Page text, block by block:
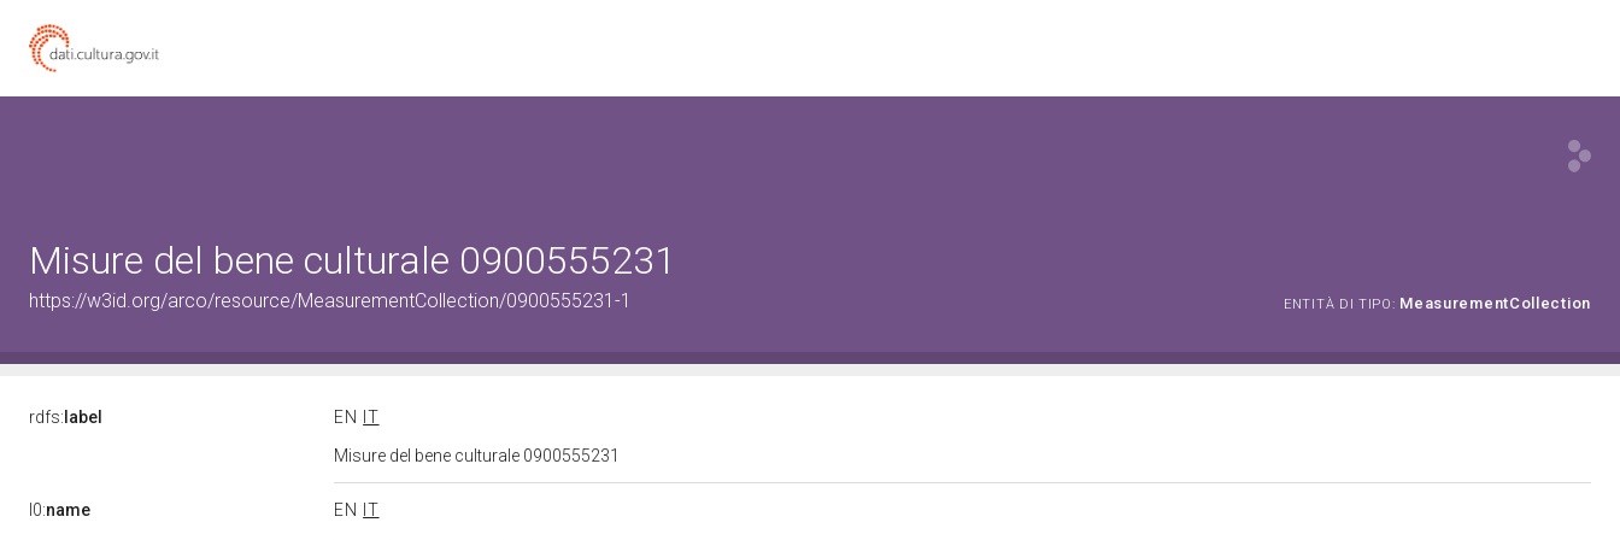
Misure del bene culturale 0900555231
https://w3id.org/arco/resource/MeasurementCollection/0900555231-1 ENTITÀ DI TIPO: MeasurementCollection
rdfs: label EN
IT
Misure del bene culturale 0900555231
l0:name EN
IT